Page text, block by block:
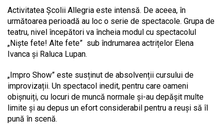
Activitatea Școlii Allegria este intensă. De aceea, în
următoarea perioadă au loc o serie de spectacole. Grupa de
teatru, nivel începători va încheia modul cu spectacolul
„Niște fete! Alte fete” sub îndrumarea actrițelor Elena
Ivanca și Raluca Lupan.
„Impro Show” este susținut de absolvenții cursului de
improvizații. Un spectacol inedit, pentru care oameni
obișnuiți, cu locuri de muncă normale și-au depășit multe
limite și au depus un efort considerabil pentru a reuși să îl
pună în scenă.